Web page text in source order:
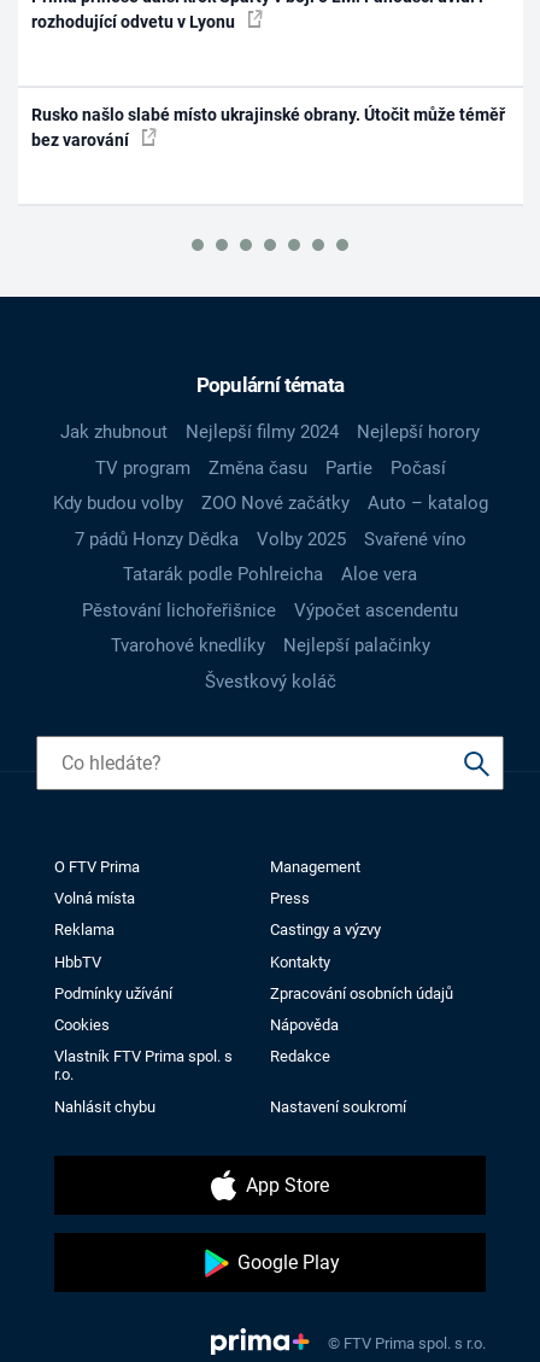
rozhodující odvetu v Lyonu
Rusko našlo slabé místo ukrajinské obrany. Útočit může téměř
bez varování
Populární témata
Jak zhubnout Nejlepší filmy 2024
Nejlepší horory
TV program
Změna času Partie
Počasí
Kdy budou volby
ZOO Nové začátky
Auto – katalog
7 pádů Honzy Dědka
Volby 2025
Svařené víno
Tatarák podle Pohlreicha
Aloe vera
Pěstování lichořeřišnice
Výpočet ascendentu
Tvarohové knedlíky
Nejlepší palačinky
Švestkový koláč
O FTV Prima
Management
Volná místa
Press
Reklama
Castingy a výzvy
HbbTV
Kontakty
Podmínky užívání
Zpracování osobních údajů
Cookies
Nápověda
Vlastník FTV Prima spol. s
r.o.
Redakce
Nahlásit chybu Nastavení soukromí
App Store
Google Play
© FTV Prima spol. s r.o.